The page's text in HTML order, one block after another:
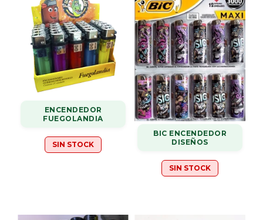
ENCENDEDOR
FUEGOLANDIA
SIN STOCK
BIC ENCENDEDOR
DISEÑOS
SIN STOCK